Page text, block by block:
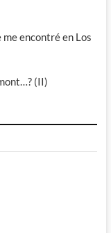
encontré en Los
(II)